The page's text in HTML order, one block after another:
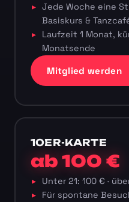
Jede Woche eine
Basiskurs &
Laufzeit 1 Monat,
Monatsende
Mitglied werden
10ER-KARTE
ab 100 €
Unter 21: 100 € ·
Für spontane